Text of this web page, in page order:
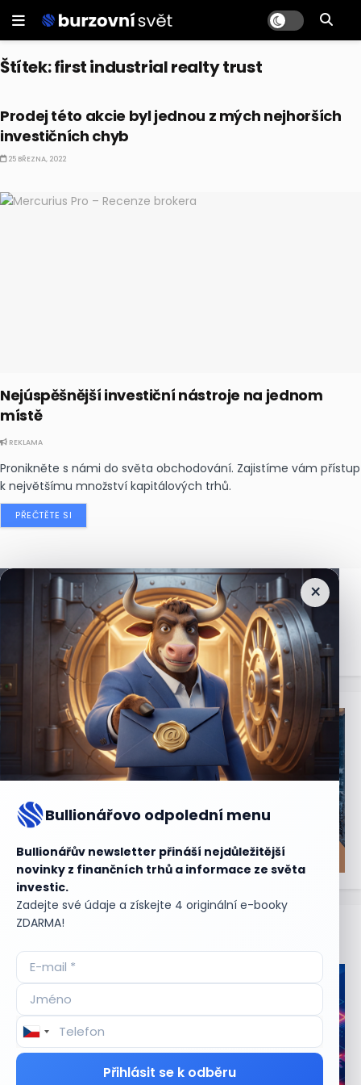
Štítek:first industrial realty trust
Prodej této akcie byl jednou z mých nejhorších
investičních chyb
25 BŘEZNA, 2022
Nejúspěšnější investiční nástroje na jednom
místě
REKLAMA
Pronikněte s námi do světa obchodování. Zajistíme vám přístup
k největšímu množství kapitálových trhů.
PŘEČTĚTE SI
×
Bullionářovo odpolední menu
Bullionářův newsletter přináší nejdůležitější
novinky z finančních trhů a informace ze světa
investic.
Zadejte své údaje a získejte 4 originální e-booky
ZDARMA!
Přihlásit se k odběru
Nejčtenějšízprávy
Aktuální